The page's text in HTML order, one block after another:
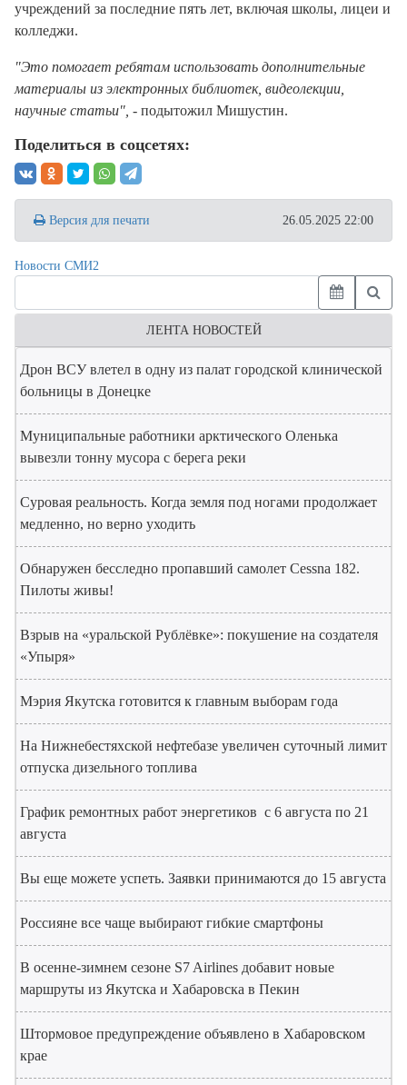
учреждений за последние пять лет, включая школы, лицеи и
колледжи.
"Это помогает ребятам использовать дополнительные
материалы из электронных библиотек, видеолекции,
научные статьи", - подытожил Мишустин.
Поделиться в соцсетях:
Версия для печати 26.05.2025 22:00
Новости СМИ2
ЛЕНТА НОВОСТЕЙ
Дрон ВСУ влетел в одну из палат городской клинической
больницы в Донецке
Муниципальные работники арктического Оленька
вывезли тонну мусора с берега реки
Суровая реальность. Когда земля под ногами продолжает
медленно, но верно уходить
Обнаружен бесследно пропавший самолет Cessna 182.
Пилоты живы!
Взрыв на «уральской Рублёвке»: покушение на создателя
«Упыря»
Мэрия Якутска готовится к главным выборам года
На Нижнебестяхской нефтебазе увеличен суточный лимит
отпуска дизельного топлива
График ремонтных работ энергетиков с 6 августа по 21
августа
Вы еще можете успеть. Заявки принимаются до 15 августа
Россияне все чаще выбирают гибкие смартфоны
В осенне-зимнем сезоне S7 Airlines добавит новые
маршруты из Якутска и Хабаровска в Пекин
Штормовое предупреждение объявлено в Хабаровском
крае